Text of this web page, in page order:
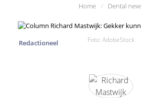
Home / Dental
Redactioneel Foto: AdobeStock